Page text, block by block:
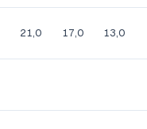
21,0 17,0 13,0